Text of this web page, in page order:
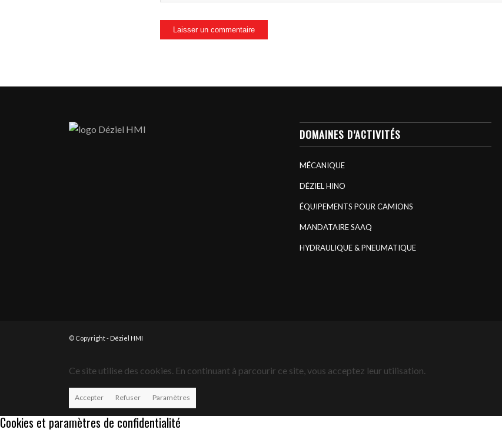
DOMAINES D’ACTIVITÉS
MÉCANIQUE
DÉZIEL HINO
ÉQUIPEMENTS POUR CAMIONS
MANDATAIRE SAAQ
HYDRAULIQUE & PNEUMATIQUE
© Copyright - Déziel HMI
Ce site utilise des cookies. En continuant à parcourir ce site, vous acceptez leur utilisation.
Accepter Refuser Paramètres
Cookies et paramètres de confidentialité